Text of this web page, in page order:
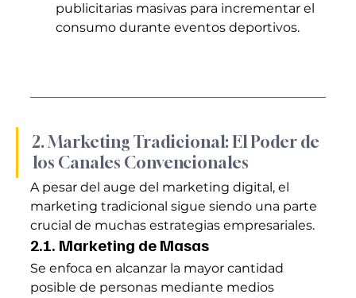
publicitarias masivas para incrementar el
consumo durante eventos deportivos.
2. Marketing Tradicional: El Poder de
los Canales Convencionales
A pesar del auge del marketing digital, el
marketing tradicional sigue siendo una parte
crucial de muchas estrategias empresariales.
2.1. Marketing de Masas
Se enfoca en alcanzar la mayor cantidad
posible de personas mediante medios